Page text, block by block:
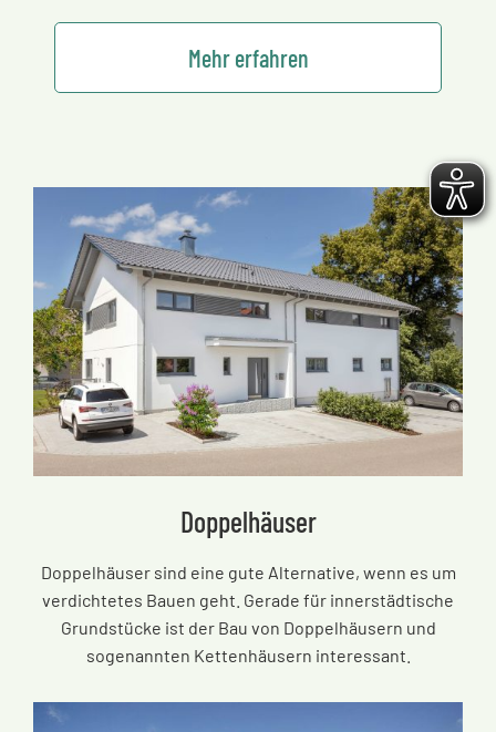
Mehr erfahren
Doppelhäuser
Doppelhäuser sind eine gute Alternative, wenn es um
verdichtetes Bauen geht. Gerade für innerstädtische
Grundstücke ist der Bau von Doppelhäusern und
sogenannten Kettenhäusern interessant.